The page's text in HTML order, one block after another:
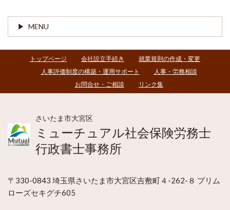
MENU
トップページ 会社設立手続き
就業規則の作成・変更
人事評価制度の構築・運用サポート
人事・労務相談
お問合せ・ご相談
リンク集
さいたま市大宮区
ミューチュアル社会保険労務士
行政書士事務所
〒330-0843 埼玉県さいたま市大宮区吉敷町４-262-８ プリム
ローズセキグチ605